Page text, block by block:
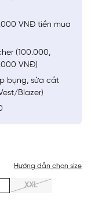
Hướng dẫn chọn size
XXL
VNĐ tiền mua
(100.000,
VNĐ)
bụng, sửa cắt
Blazer)